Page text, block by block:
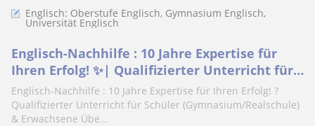
Englisch: Oberstufe Englisch, Gymnasium Englisch,
Universität Englisch
Englisch-Nachhilfe : 10 Jahre Expertise für
Ihren Erfolg! ✨| Qualifizierter Unterricht für
Schüler (Gymnasium/Realschule) &
Erwachsene
Englisch-Nachhilfe : 10 Jahre Expertise für Ihren Erfolg! ?
Qualifizierter Unterricht für Schüler (Gymnasium/Realschule)
& Erwachsene Übe...